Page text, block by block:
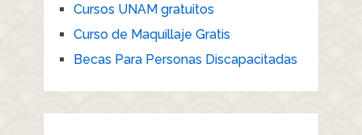
Cursos UNAM gratuitos
Curso de Maquillaje Gratis
Becas Para Personas Discapacitadas